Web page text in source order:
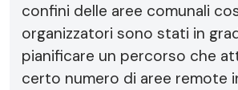
confini delle aree comunali
organizzatori sono stati in
pianificare un percorso che
certo numero di aree remote